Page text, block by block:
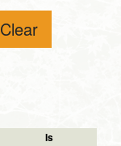
Clear
Is